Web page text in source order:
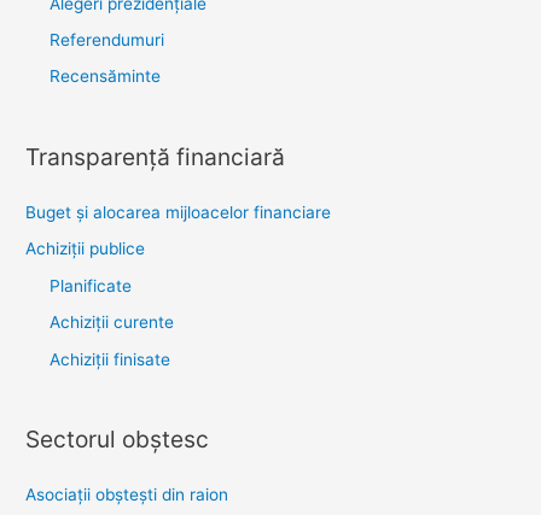
Referendumuri
Recensăminte
Transparenţă financiară
Buget și alocarea mijloacelor financiare
Achiziţii publice
Planificate
Achiziții curente
Achiziții finisate
Sectorul obştesc
Asociaţii obşteşti din raion